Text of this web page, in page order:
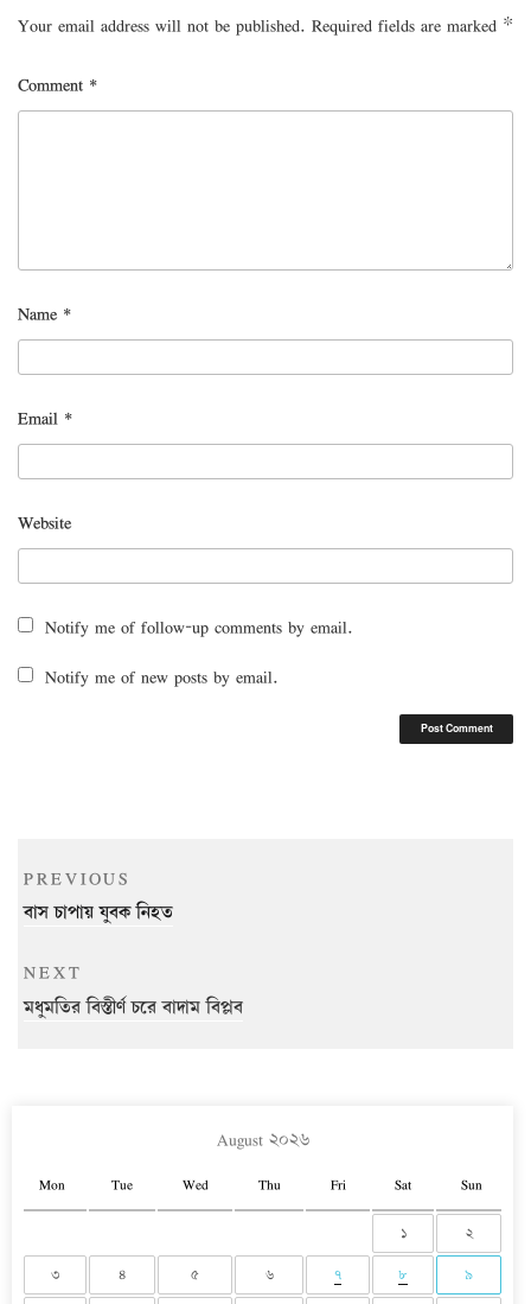
Your email address will not be published. Required fields are marked *
Comment *
Name *
Email *
Website
Notify me of follow-up comments by email.
Notify me of new posts by email.
Post
navigation
Previous
Post
PREVIOUS
বাস চাপায় যুবক নিহত
Next
Post
NEXT
মধুমতির বিস্তীর্ণ চরে বাদাম বিপ্লব
August ২০২৬
Mon Tue Wed Thu Fri Sat Sun
১ ২
৩ ৪ ৫ ৬ ৭ ৮ ৯